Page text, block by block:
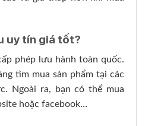
uy tín giá tốt?
phép lưu hành toàn quốc.
tìm mua sản phẩm tại các
Ngoài ra, bạn có thể mua
hoặc facebook…